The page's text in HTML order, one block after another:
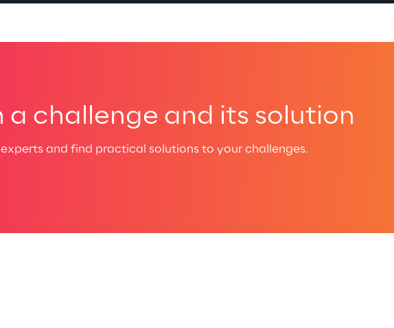
a challenge and its solution
and find practical solutions to your challenges.